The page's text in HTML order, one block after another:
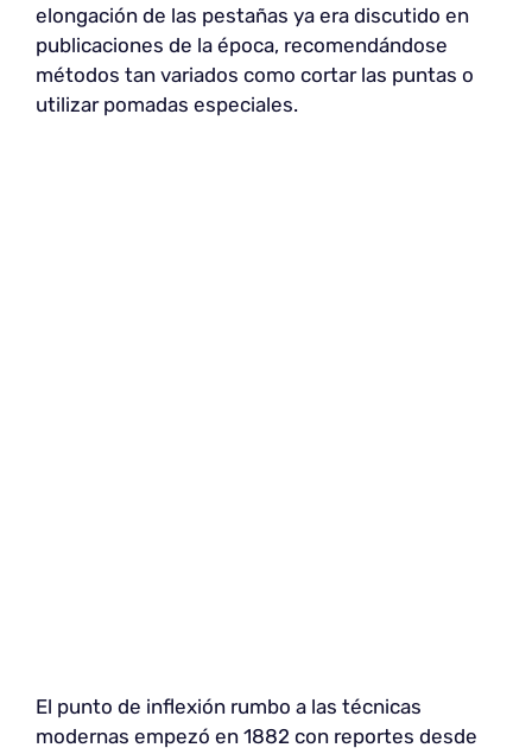
elongación de las pestañas ya era discutido en
publicaciones de la época, recomendándose
métodos tan variados como cortar las puntas o
utilizar pomadas especiales.
El punto de inflexión rumbo a las técnicas
modernas empezó en 1882 con reportes desde